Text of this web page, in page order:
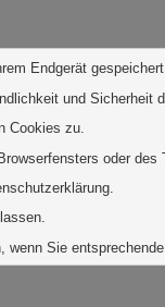
Endgerät gespeichert
und Sicherheit
Cookies zu.
oder des
Sie